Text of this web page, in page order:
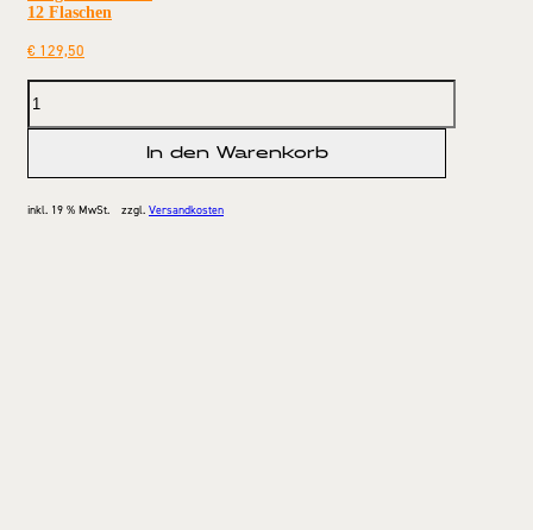
12 Flaschen
€ 129,50
In den Warenkorb
inkl. 19 % MwSt. zzgl. Versandkosten